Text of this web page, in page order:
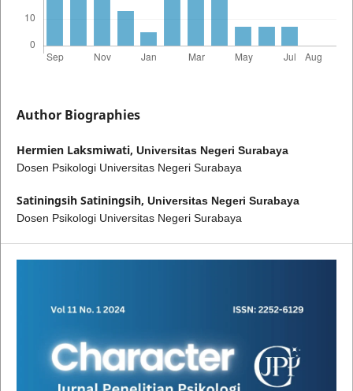
Author Biographies
Hermien Laksmiwati, Universitas Negeri Surabaya
Dosen Psikologi Universitas Negeri Surabaya
Satiningsih Satiningsih, Universitas Negeri Surabaya
Dosen Psikologi Universitas Negeri Surabaya